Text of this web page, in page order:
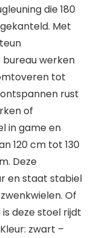
die 180
Met
werken
tot
rust
of
in game en
120 cm tot 130
Deze
en staat stabiel
Of
deze stoel rijdt
zwart –